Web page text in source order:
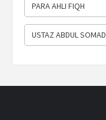
PARA AHLI FIQH
USTAZ ABDUL SOMAD